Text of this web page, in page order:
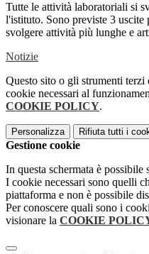
Tutte le attività laboratoriali si
l'istituto. Sono previste 3
svolgere attività più lunghe e
Notizie
Questo sito o gli strumenti
cookie necessari al
COOKIE POLICY.
Personalizza Rifiuta tutti i
Gestione cookie
In questa schermata è
I cookie necessari sono quelli
piattaforma e non è possibile
Per conoscere quali sono i
visionare la COOKIE